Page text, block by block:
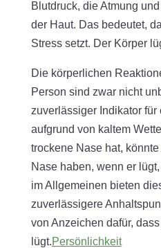
Blutdruck, die Atmung
der Haut. Das bedeutet,
Stress setzt. Der Körper
Die körperlichen
Person sind zwar nicht
zuverlässiger Indikator
aufgrund von kaltem
trockene Nase hat,
Nase haben, wenn er
im Allgemeinen bieten
zuverlässigere
von Anzeichen dafür,
lügt.Persönlichkeit